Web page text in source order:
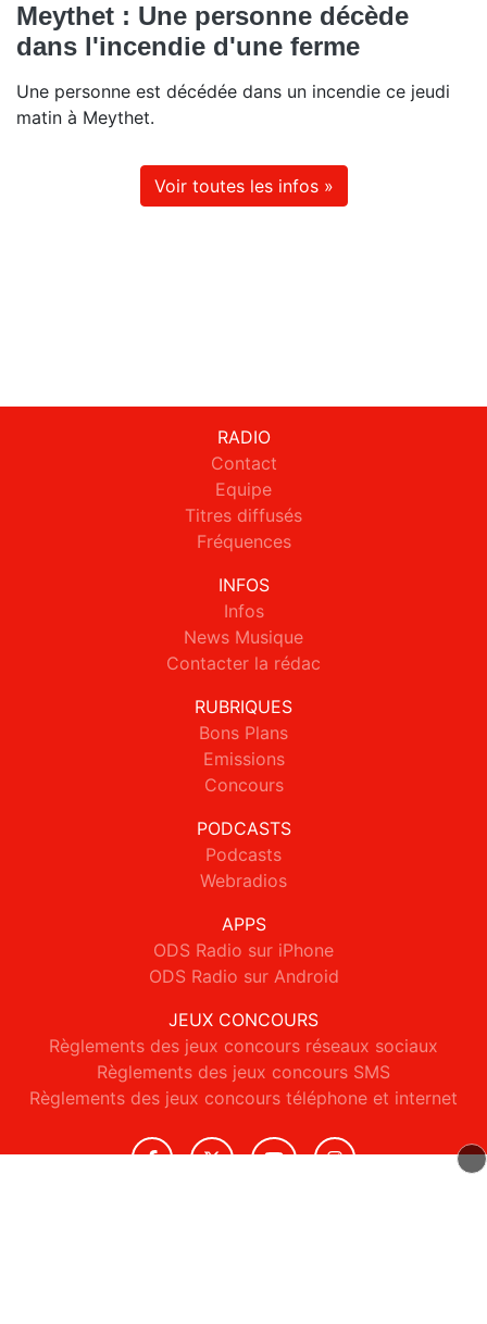
Meythet : Une personne décède
dans l'incendie d'une ferme
Une personne est décédée dans un incendie ce jeudi
matin à Meythet.
Voir toutes les infos »
RADIO
Contact
Equipe
Titres diffusés
Fréquences
INFOS
Infos
News Musique
Contacter la rédac
RUBRIQUES
Bons Plans
Emissions
Concours
PODCASTS
Podcasts
Webradios
APPS
ODS Radio sur iPhone
ODS Radio sur Android
JEUX CONCOURS
Règlements des jeux concours réseaux sociaux
Règlements des jeux concours SMS
Règlements des jeux concours téléphone et internet